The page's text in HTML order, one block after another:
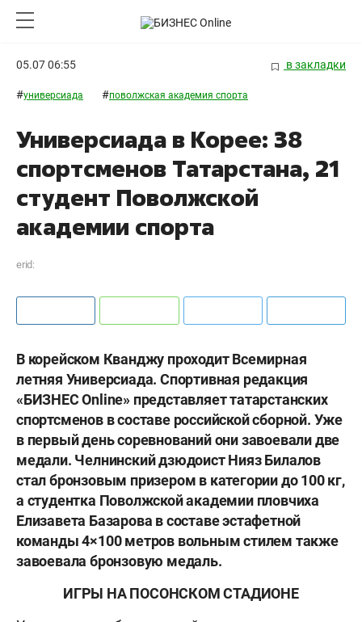
05.07 06:55 в закладки
#универсиада #поволжская академия спорта
Универсиада в Корее: 38
спортсменов Татарстана, 21
студент Поволжской
академии спорта
erid:
В корейском Кванджу проходит Всемирная
летняя Универсиада. Спортивная редакция
«БИЗНЕС Online» представляет татарстанских
спортсменов в составе российской сборной. Уже
в первый день соревнований они завоевали две
медали. Челнинский дзюдоист Нияз Билалов
стал бронзовым призером в категории до 100 кг,
а студентка Поволжской академии пловчиха
Елизавета Базарова в составе эстафетной
команды 4×100 метров вольным стилем также
завоевала бронзовую медаль.
ИГРЫ НА ПОСОНСКОМ СТАДИОНЕ